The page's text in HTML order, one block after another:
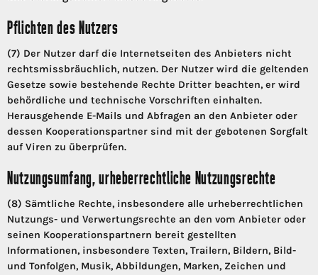
Pflichten des Nutzers
(7) Der Nutzer darf die Internetseiten des Anbieters nicht
rechtsmissbräuchlich, nutzen. Der Nutzer wird die geltenden
Gesetze sowie bestehende Rechte Dritter beachten, er wird
behördliche und technische Vorschriften einhalten.
Herausgehende E-Mails und Abfragen an den Anbieter oder
dessen Kooperationspartner sind mit der gebotenen Sorgfalt
auf Viren zu überprüfen.
Nutzungsumfang, urheberrechtliche Nutzungsrechte
(8) Sämtliche Rechte, insbesondere alle urheberrechtlichen
Nutzungs- und Verwertungsrechte an den vom Anbieter oder
seinen Kooperationspartnern bereit gestellten
Informationen, insbesondere Texten, Trailern, Bildern, Bild-
und Tonfolgen, Musik, Abbildungen, Marken, Zeichen und